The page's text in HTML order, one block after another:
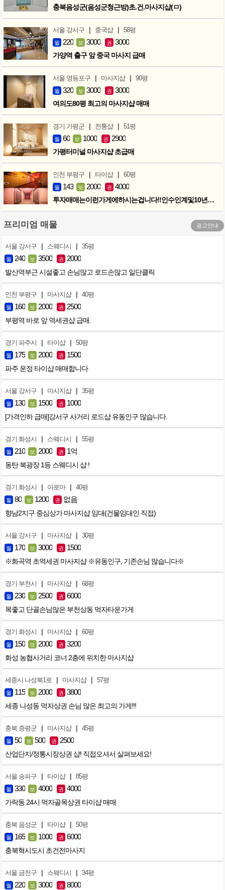
충북음성군(음성군청근방)초.건.마사지샵(ㅁ)
서울 강서구 | 중국샵 | 58평
월 220 보 3000 권 3000
가양역 출구 앞 중국 마사지 급매
서울 영등포구 | 마사지샵 | 90평
월 320 보 3000 권 3000
여의도80평 최고의 마사지샵 매매
경기 가평군 | 전통샵 | 51평
월 60 보 1000 권 2900
가평터미널 마사지샵 초급매
인천 부평구 | 타이샵 | 60평
월 143 보 2000 권 4000
투자매매는이런가게에하시는겁니다!!인수인계및10년노하우 모두승계
프리미엄 매물 광고안내
서울 강서구 | 스웨디시 | 35평
월 240 보 3500 권 2000
발산역부근 시설좋고 손님많고 로드손많고 일단클릭
인천 부평구 | 마사지샵 | 40평
월 160 보 2000 권 2500
부평역 바로 앞 역세권샵 급매.
경기 파주시 | 타이샵 | 50평
월 175 보 2000 권 1500
파주 운정 타이샵 매매합니다
서울 강서구 | 마사지샵 | 35평
월 130 보 1500 권 1000
[가격인하 급매]강서구 사거리 로드샵 유동인구 많습니다.
경기 화성시 | 스웨디시 | 55평
월 210 보 2000 권 1억
동탄 북광장 1등 스웨디시 샵 !
경기 화성시 | 아로마 | 40평
월 80 보 1200 권 없음
향남2지구 중심상가 마사지샵 임대(건물임대인 직접)
서울 강서구 | 마사지샵 | 30평
월 170 보 3000 권 1500
※화곡역 초역세권 마사지샵 ※유동인구, 기존손님 많습니다※
경기 부천시 | 마사지샵 | 68평
월 230 보 2500 권 6000
목좋고 단골손님많은 부천상동 먹자타운가게
경기 화성시 | 마사지샵 | 60평
월 150 보 2000 권 3200
화성 농협사거리 코너 2층에 위치한 마사지샵
세종시 나성북1로 | 마사지샵 | 57평
월 115 보 2000 권 3800
세종 나성동 먹자상권 손님 많은 최고의 가게!!!
충북 증평군 | 마사지샵 | 45평
월 50 보 500 권 2500
산업단지/정통시장상권 샵! 직접오셔서 살펴보세요!
서울 송파구 | 타이샵 | 85평
월 330 보 4000 권 4000
가락동 24시 먹자골목상권 타이샵 매매
충북 음성군 | 타이샵 | 50평
월 165 보 1000 권 6000
충북혁시도시 초건전마사지
서울 금천구 | 스웨디시 | 34평
월 220 보 3000 권 8000